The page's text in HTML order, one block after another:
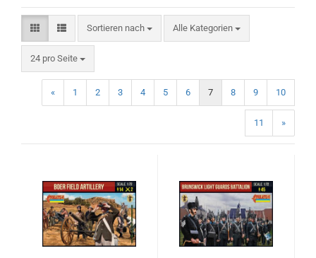
Sortieren nach
Sortieren nach Alle Kategorien
24 pro Seite
pro Seite
« 1 2 3 4 5 6 7 8 9 10
11 »